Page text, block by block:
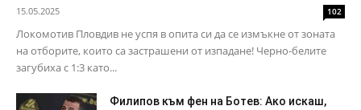
15.05.2025 102
Локомотив Пловдив не успя в опита си да се измъкне от зоната
на отборите, които са застрашени от изпадане! Черно-белите
загубиха с 1:3 като...
Филипов към фен на Ботев: Ако искаш,